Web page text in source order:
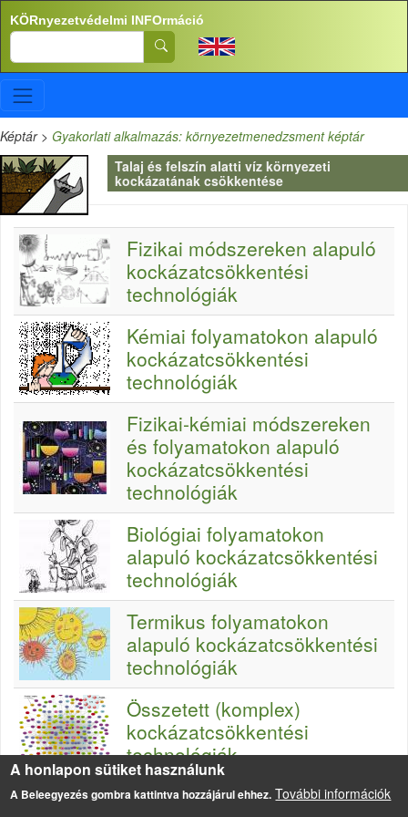
Ugrás a tartalomra
KÖRnyezetvédelmi INFOrmáció
Search
Képtár> Gyakorlati alkalmazás: környezetmenedzsment képtár
Talaj és felszín alatti víz környezeti
kockázatának csökkentése
Fizikai módszereken alapuló
kockázatcsökkentési
technológiák
Kémiai folyamatokon alapuló
kockázatcsökkentési
technológiák
Fizikai-kémiai módszereken
és folyamatokon alapuló
kockázatcsökkentési
technológiák
Biológiai folyamatokon
alapuló kockázatcsökkentési
technológiák
Termikus folyamatokon
alapuló kockázatcsökkentési
technológiák
Összetett (komplex)
kockázatcsökkentési
technológiák
A honlapon sütiket használunk
A Beleegyezés gombra kattintva hozzájárul ehhez. További információk